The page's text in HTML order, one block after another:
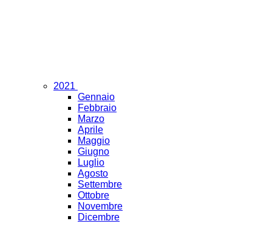
2021
Gennaio
Febbraio
Marzo
Aprile
Maggio
Giugno
Luglio
Agosto
Settembre
Ottobre
Novembre
Dicembre